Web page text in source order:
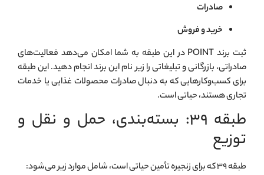
صادرات
خرید و فروش
ثبت برند POINT در این طبقه به شما امکان می‌دهد فعالیت‌های
صادراتی، بازرگانی و تبلیغاتی را زیر نام این برند انجام دهید. این طبقه
برای کسب‌وکارهایی که به دنبال صادرات محصولات غذایی یا خدمات
تجاری هستند، حیاتی است.
طبقه ۳۹: بسته‌بندی، حمل و نقل و
توزیع
طبقه ۳۹ که برای زنجیره تأمین حیاتی است، شامل موارد زیر می‌شود: